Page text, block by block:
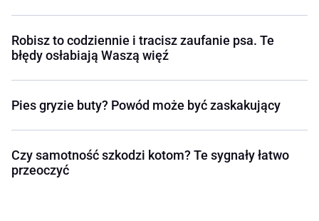
Robisz to codziennie i tracisz zaufanie psa. Te
błędy osłabiają Waszą więź
Pies gryzie buty? Powód może być zaskakujący
Czy samotność szkodzi kotom? Te sygnały łatwo
przeoczyć